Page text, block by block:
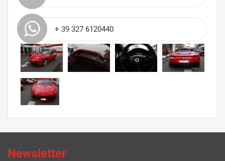
+ 39 327 6120440
Newsletter